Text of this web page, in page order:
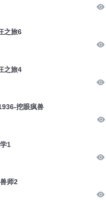
之旅6
之旅4
挖眼疯兽
1
师2